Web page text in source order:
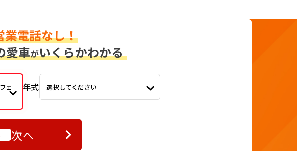
ェ
年式 選択してください
次へ